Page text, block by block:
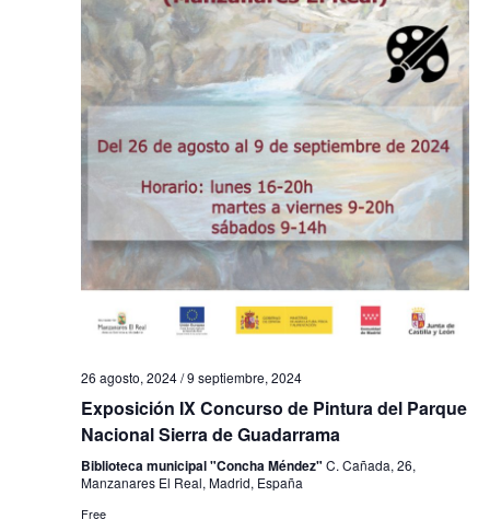
v
i
s
t
a
s
d
e
E
e
n
26 agosto, 2024/9 septiembre, 2024
Exposición IX Concurso de Pintura del Parque
Nacional Sierra de Guadarrama
Biblioteca municipal "Concha Méndez" C. Cañada, 26,
Manzanares El Real, Madrid, España
Free